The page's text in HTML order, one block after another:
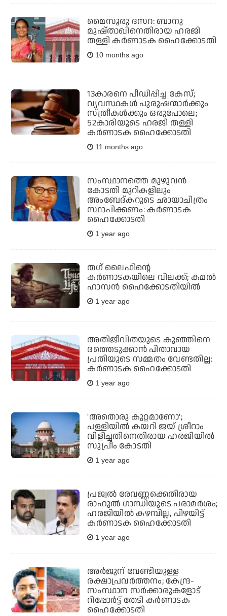
മൈസൂരു ദസറ: ബാനു
മുഷ്താഖിനെതിരായ ഹരജി
തള്ളി കര്‍ണാടക ഹൈക്കോടതി
10 months ago
13കാരനെ പീഡിപ്പിച്ച കേസ്;
വ്യവസ്ഥകള്‍ പുരുഷന്മാര്‍ക്കും
സ്ത്രീകള്‍ക്കും ഒരുപോലെ;
52കാരിയുടെ ഹരജി തള്ളി
കര്‍ണാടക ഹൈക്കോടതി
11 months ago
സംസ്ഥാനത്തെ മുഴുവന്‍
കോടതി മുറികളിലും
അംബേദ്കറുടെ ഛായാചിത്രം
സ്ഥാപിക്കണം: കര്‍ണാടക
ഹൈക്കോടതി
1 year ago
തഗ് ലൈഫിന്റെ
കര്‍ണാടകയിലെ വിലക്ക്; കമല്‍
ഹാസന്‍ ഹൈക്കോടതിയില്‍
1 year ago
അതിജീവിതയുടെ കുഞ്ഞിനെ
ദത്തെടുക്കാന്‍ പിതാവായ
പ്രതിയുടെ സമ്മതം വേണ്ടതില്ല:
കര്‍ണാടക ഹൈക്കോടതി
1 year ago
'അതൊരു കുറ്റമാണോ';
പള്ളിയില്‍ കയറി ജയ് ശ്രീറാം
വിളിച്ചതിനെതിരായ ഹരജിയില്‍
സുപ്രീം കോടതി
1 year ago
പ്രജ്വല്‍ രേവണ്ണക്കെതിരായ
രാഹുല്‍ ഗാന്ധിയുടെ പരാമര്‍ശം;
ഹരജിയില്‍ കഴമ്പില്ല, പിഴയിട്ട്
കര്‍ണാടക ഹൈക്കോടതി
1 year ago
അര്‍ജുന് വേണ്ടിയുള്ള
രക്ഷാപ്രവര്‍ത്തനം; കേന്ദ്ര-
സംസ്ഥാന സര്‍ക്കാരുകളോട്
റിപ്പോര്‍ട്ട് തേടി കര്‍ണാടക
ഹൈക്കോടതി